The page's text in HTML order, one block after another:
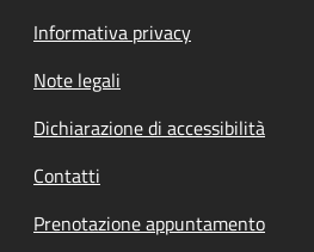
Informativa privacy
Note legali
Dichiarazione di accessibilità
Contatti
Prenotazione appuntamento